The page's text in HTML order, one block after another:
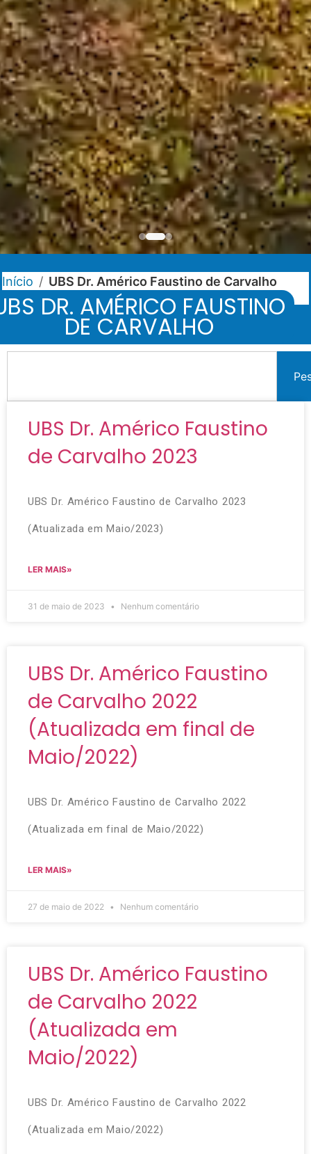
Início / UBS Dr. Américo Faustino de Carvalho
DR. AMÉRICO FAUSTINO
DE CARVALHO
UBS Dr. Américo Faustino
de Carvalho 2023
UBS Dr. Américo Faustino de Carvalho 2023
(Atualizada em Maio/2023)
LER MAIS»
31 de maio de 2023 Nenhum comentário
UBS Dr. Américo Faustino
de Carvalho 2022
(Atualizada em final de
Maio/2022)
UBS Dr. Américo Faustino de Carvalho 2022
(Atualizada em final de Maio/2022)
LER MAIS»
27 de maio de 2022 Nenhum comentário
UBS Dr. Américo Faustino
de Carvalho 2022
(Atualizada em
Maio/2022)
UBS Dr. Américo Faustino de Carvalho 2022
(Atualizada em Maio/2022)